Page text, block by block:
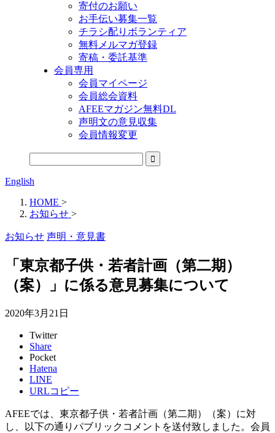
寄付のお願い
お手伝い募集一覧
チラシ配りボランティア
無料メルマガ登録
寄稿・委託基準
会員専用
会員マイページ
会員総会資料
AFEEマガジン無料DL
声明文の意見収集
会員情報変更
English
HOME >
お知らせ >
お知らせ 声明・意見書
「東京都子供・若者計画（第二期）
（案）」に係る意見募集について
2020年3月21日
Twitter
Share
Pocket
Hatena
LINE
URLコピー
AFEEでは、東京都子供・若者計画（第二期）（案）に対
し、以下の通りパブリックコメントを送付致しました。会員